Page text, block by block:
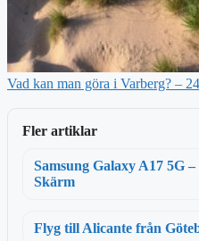
Vad kan man göra i Varberg? –
Fler artiklar
Samsung Galaxy A17 5G
Skärm
Flyg till Alicante från